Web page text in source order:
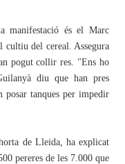
manifestació és el Marc
cultiu del cereal. Assegura
pogut collir res. "Ens ho
diu que han pres
posar tanques per impedir
de Lleida, ha explicat
pereres de les 7.000 que